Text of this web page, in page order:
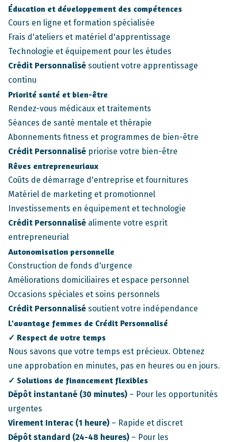
Éducation et développement des compétences
Cours en ligne et formation spécialisée
Frais d'ateliers et matériel d'apprentissage
Technologie et équipement pour les études
Crédit Personnalisé soutient votre apprentissage
continu
Priorité santé et bien-être
Rendez-vous médicaux et traitements
Séances de santé mentale et thérapie
Abonnements fitness et programmes de bien-être
Crédit Personnalisé priorise votre bien-être
Rêves entrepreneuriaux
Coûts de démarrage d'entreprise et fournitures
Matériel de marketing et promotionnel
Investissements en équipement et technologie
Crédit Personnalisé alimente votre esprit
entrepreneurial
Autonomisation personnelle
Construction de fonds d'urgence
Améliorations domiciliaires et espace personnel
Occasions spéciales et soins personnels
Crédit Personnalisé soutient votre indépendance
L'avantage femmes de Crédit Personnalisé
✓ Respect de votre temps
Nous savons que votre temps est précieux. Obtenez
une approbation en minutes, pas en heures ou en jours.
✓ Solutions de financement flexibles
Dépôt instantané (30 minutes) – Pour les opportunités
urgentes
Virement Interac (1 heure) – Rapide et discret
Dépôt standard (24-48 heures) – Pour les